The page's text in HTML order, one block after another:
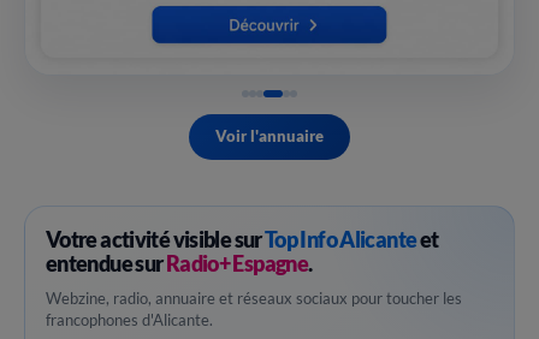
Voir l'annuaire
Votre activité visible surTop Info Alicanteet
entendue surRadio+ Espagne.
Webzine, radio, annuaire et réseaux sociaux pour toucher les
francophones d'Alicante.